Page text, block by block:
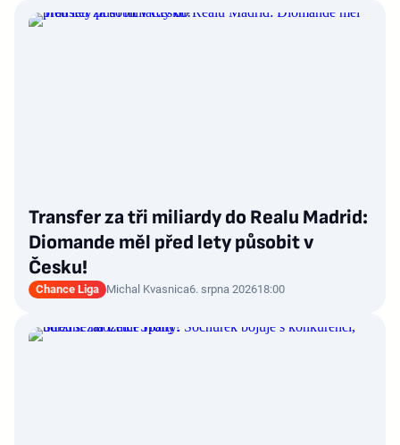
Transfer za tři miliardy do Realu Madrid:
Diomande měl před lety působit v
Česku!
Chance Liga Michal Kvasnica6. srpna 202618:00